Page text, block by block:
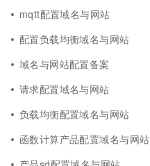
mqtt配置域名与网站
配置负载均衡域名与网站
域名与网站配置备案
请求配置域名与网站
负载均衡配置域名与网站
函数计算产品配置域名与网站